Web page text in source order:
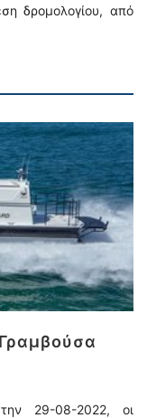
δρομολογίου, από
29-08-2022, οι